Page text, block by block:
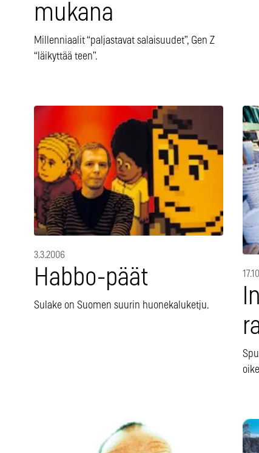
mukana
Millenniaalit “paljastavat salaisuudet”, Gen Z
“läikyttää teen”.
3.3.2006
Habbo-päät
Sulake on Suomen suurin huonekaluketju.